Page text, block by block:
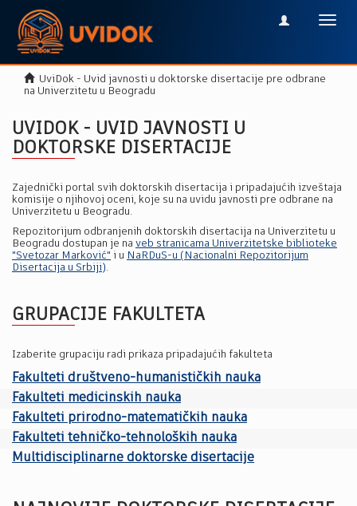
UviDok - Uvid javnosti u doktorske disertacije pre odbrane
na Univerzitetu u Beogradu
UVIDOK - UVID JAVNOSTI U
DOKTORSKE DISERTACIJE
Zajednički portal svih doktorskih disertacija i pripadajućih izveštaja
komisije o njihovoj oceni, koje su na uvidu javnosti pre odbrane na
Univerzitetu u Beogradu.
Repozitorijum odbranjenih doktorskih disertacija na Univerzitetu u
Beogradu dostupan je na veb stranicama Univerzitetske biblioteke
"Svetozar Marković" i u NaRDuS-u (Nacionalni Repozitorijum
Disertacija u Srbiji).
GRUPACIJE FAKULTETA
Izaberite grupaciju radi prikaza pripadajućih fakulteta
Fakulteti društveno-humanističkih nauka
Fakulteti medicinskih nauka
Fakulteti prirodno-matematičkih nauka
Fakulteti tehničko-tehnoloških nauka
Multidisciplinarne doktorske disertacije